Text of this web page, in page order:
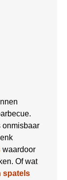
onmisbaar
waardoor
Of wat
spatels